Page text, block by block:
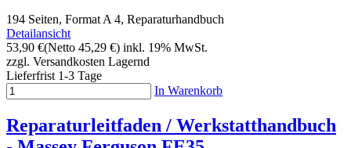
194 Seiten, Format A 4, Reparaturhandbuch
Detailansicht
53,90 €(Netto 45,29 €) inkl. 19% MwSt.
zzgl. Versandkosten Lagernd
Lieferfrist 1-3 Tage
In Warenkorb
Reparaturleitfaden / Werkstatthandbuch